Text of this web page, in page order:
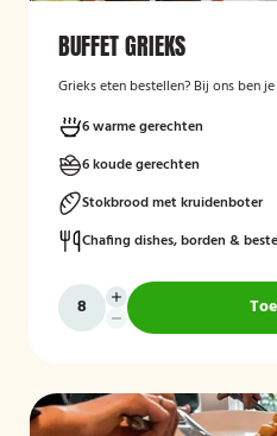
BUFFET GRIEKS
Grieks eten bestellen? Bij ons ben
6 warme gerechten
6 koude gerechten
Stokbrood met kruidenboter
Chafing dishes, borden &